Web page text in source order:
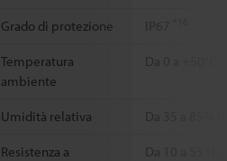
Grado di protezione IP67
Temperatura
ambiente
Da 0 a
Umidità relativa Da 35 a 85%
Resistenza a
Da 10 a 55